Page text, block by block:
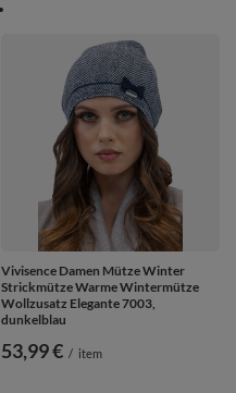
Vivisence Damen Mütze Winter
Strickmütze Warme Wintermütze
Wollzusatz Elegante 7003,
dunkelblau
53,99 € / item